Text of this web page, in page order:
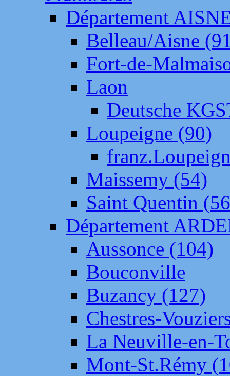
Département
Belleau/Aisne
Fort-de-
Laon
Deutsche
Loupeigne (90)
Maissemy (54)
Saint Quentin
Département
Aussonce (104)
Bouconville
Buzancy (127)
Chestres-
La Neuville-en-
Mont-St.Rémy